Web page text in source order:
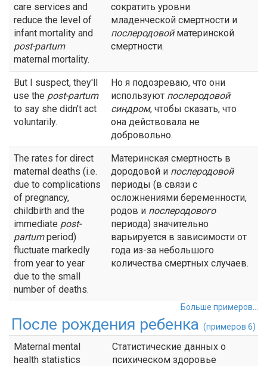
care services and
reduce the level of
infant mortality and
post-partum
maternal mortality.
сократить уровни
младенческой смертности и
послеродовойматеринской
смертности.
But I suspect, they'll
use the post-partum
to say she didn't act
voluntarily.
Но я подозреваю, что они
используют послеродовой
синдром, чтобы сказать, что
она действовала не
добровольно.
The rates for direct
maternal deaths (i.e.
due to complications
of pregnancy,
childbirth and the
immediate post-
partumperiod)
fluctuate markedly
from year to year
due to the small
number of deaths.
Материнская смертность в
дородовой и послеродовой
периоды (в связи с
осложнениями беременности,
родов и послеродового
периода) значительно
варьируется в зависимости от
года из-за небольшого
количества смертных случаев.
Больше примеров...
После рождения ребенка (примеров 6)
Maternal mental
health statistics
Статистические данных о
психическом здоровье